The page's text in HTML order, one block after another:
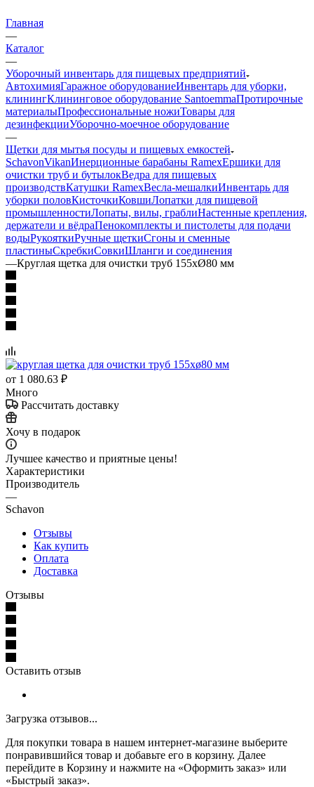
Главная
—
Каталог
—
Уборочный инвентарь для пищевых предприятий
АвтохимияГаражное оборудованиеИнвентарь для уборки,
клинингКлининговое оборудование SantoemmaПротирочные
материалыПрофессиональные ножиТовары для
дезинфекцииУборочно-моечное оборудование
—
Щетки для мытья посуды и пищевых емкостей
SchavonVikanИнерционные барабаны RamexЕршики для
очистки труб и бутылокВедра для пищевых
производствКатушки RamexВесла-мешалкиИнвентарь для
уборки половКисточкиКовшиЛопатки для пищевой
промышленностиЛопаты, вилы, граблиНастенные крепления,
держатели и вёдраПенокомплекты и пистолеты для подачи
водыРукояткиРучные щеткиСгоны и сменные
пластиныСкребкиСовкиШланги и соединения
—Круглая щетка для очистки труб 155хØ80 мм
от 1 080.63 ₽
Много
Рассчитать доставку
Хочу в подарок
Лучшее качество и приятные цены!
Характеристики
Производитель
—
Schavon
Отзывы
Как купить
Оплата
Доставка
Отзывы
Оставить отзыв
Загрузка отзывов...
Для покупки товара в нашем интернет-магазине выберите
понравившийся товар и добавьте его в корзину. Далее
перейдите в Корзину и нажмите на «Оформить заказ» или
«Быстрый заказ».